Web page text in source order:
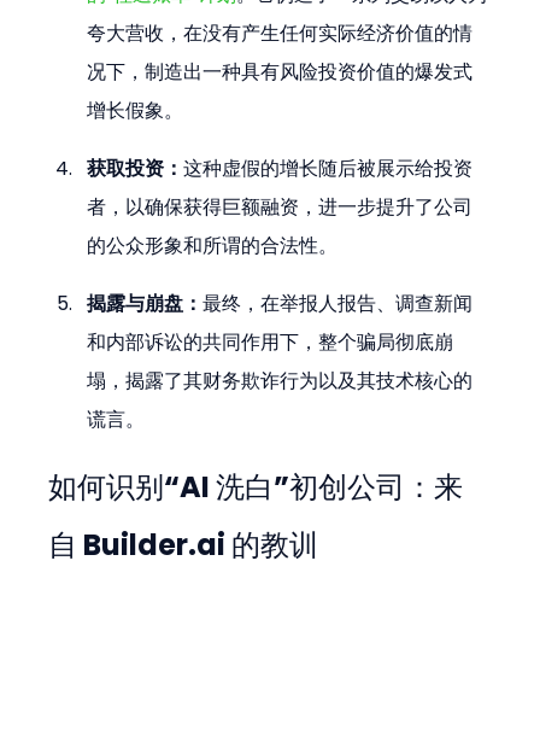
夸大营收，在没有产生任何实际经济价值的情
况下，制造出一种具有风险投资价值的爆发式
增长假象。
获取投资：这种虚假的增长随后被展示给投资
者，以确保获得巨额融资，进一步提升了公司
的公众形象和所谓的合法性。
揭露与崩盘：最终，在举报人报告、调查新闻
和内部诉讼的共同作用下，整个骗局彻底崩
塌，揭露了其财务欺诈行为以及其技术核心的
谎言。
如何识别“AI 洗白”初创公司：来
自 Builder.ai 的教训